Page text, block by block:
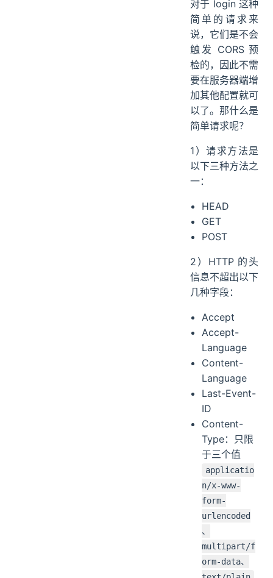
对于 login 这种
简单的请求来
说，它们是不会
触发 CORS 预
检的，因此不需
要在服务器端增
加其他配置就可
以了。那什么是
简单请求呢？
1）请求方法是
以下三种方法之
一：
HEAD
GET
POST
2）HTTP 的头
信息不超出以下
几种字段：
Accept
Accept-
Language
Content-
Language
Last-Event-
ID
Content-
Type：只限
于三个值
applicatio
n/x-www-
form-
urlencoded
、
multipart/f
orm-data、